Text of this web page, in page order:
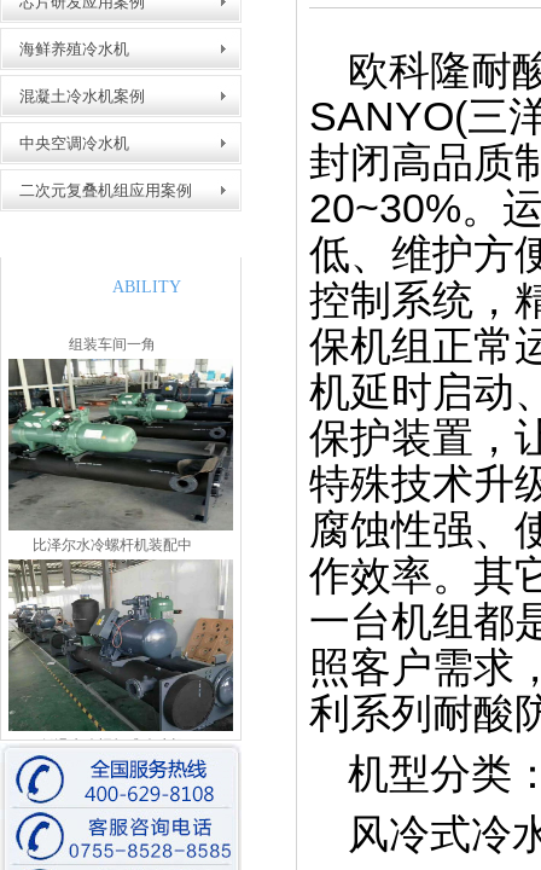
海鲜养殖冷水机
混凝土冷水机案例
中央空调冷水机
二次元复叠机组应用案例
ABILITY
钣金激光切割生产线
比泽尔水冷螺杆机装配中
低温水冷螺杆式冷冻机
欧科隆耐
SANYO(三
封闭高品质
20~30%。
低、维护方
控制系统，
保机组正常
机延时启动
保护装置，
特殊技术升
腐蚀性强、
作效率。其
一台机组都
照客户需求
利系列耐酸
机型分类
风冷式冷